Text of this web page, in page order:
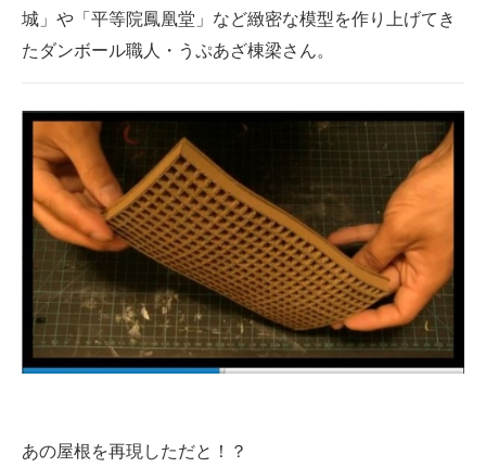
エレクトロニクス専門サイト
電子設計の基本と応用
建設×テクノロジーの最前線
ちょっと気になるネットの話題
城」や「平等院鳳凰堂」など緻密な模型を作り上げてき
たダンボール職人・うぷあざ棟梁さん。
あの屋根を再現しただと！？